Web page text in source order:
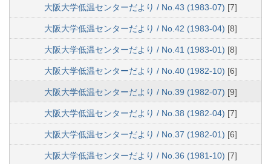
大阪大学低温センターだより / No.43 (1983-07) [7]
大阪大学低温センターだより / No.42 (1983-04) [8]
大阪大学低温センターだより / No.41 (1983-01) [8]
大阪大学低温センターだより / No.40 (1982-10) [6]
大阪大学低温センターだより / No.39 (1982-07) [9]
大阪大学低温センターだより / No.38 (1982-04) [7]
大阪大学低温センターだより / No.37 (1982-01) [6]
大阪大学低温センターだより / No.36 (1981-10) [7]